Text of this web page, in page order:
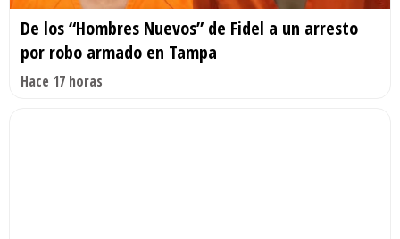
De los “Hombres Nuevos” de Fidel a un arresto
por robo armado en Tampa
Hace 17 horas